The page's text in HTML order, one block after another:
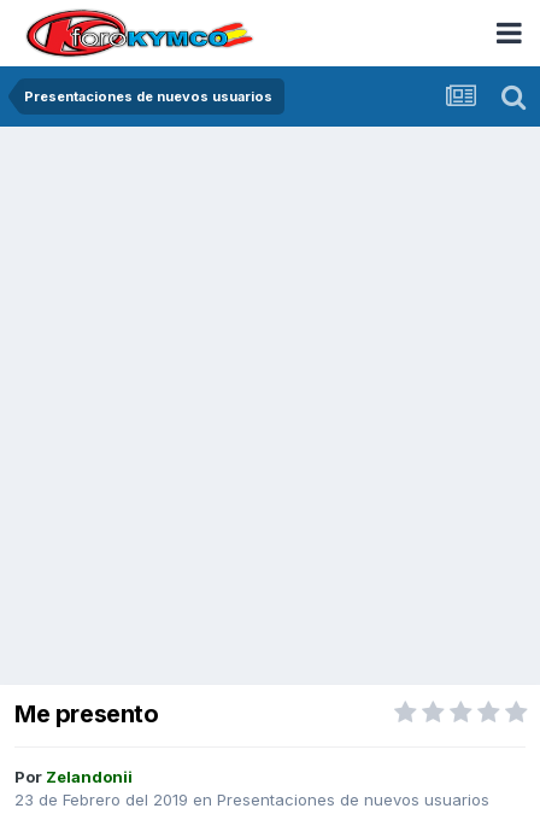
Presentaciones de nuevos usuarios
Me presento
Por Zelandonii
23 de Febrero del 2019 en Presentaciones de nuevos usuarios